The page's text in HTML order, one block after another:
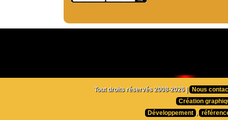
Tout droits réservés 2008-2026 |
Nous
Création
Développement ,